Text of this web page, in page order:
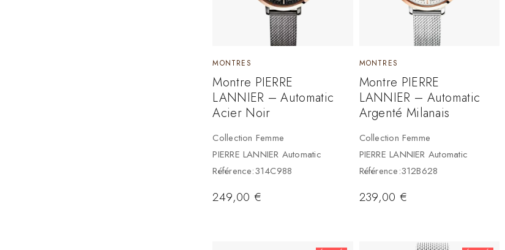
MONTRES
Montre PIERRE
LANNIER – Automatic
Acier Noir
Collection Femme
PIERRE LANNIER Automatic
Référence:314C988
249,00€
MONTRES
Montre PIERRE
LANNIER – Automatic
Argenté Milanais
Collection Femme
PIERRE LANNIER Automatic
Référence:312B628
239,00€